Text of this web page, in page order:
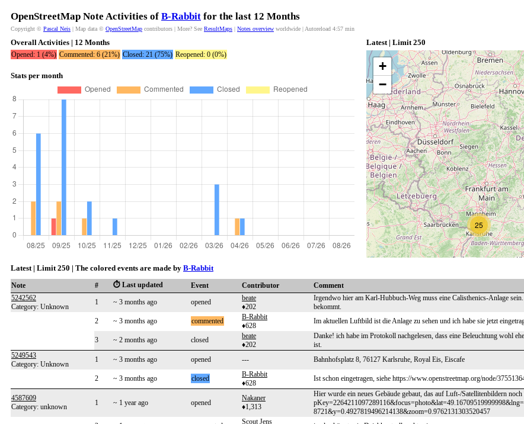
OpenStreetMap Note Activities of B-Rabbit for the last 12 Months
Copyright © Pascal Neis | Map data © OpenStreetMap contributors | More? See ResultMaps | Notes overview worldwide | Autoreload 4:56 min
Overall Activities | 12 Months
Opened: 1 (4%) Commented: 6 (21%) Closed: 21 (75%) Reopened: 0 (0%)
Stats per month
Latest | Limit 250
25
+
−
Latest | Limit 250 | The colored events are made by B-Rabbit
Note # ⏱️ Last updated Event Contributor
Comment
5242562
Category: Unknown
1 ~ 3 months ago opened
beate
♦202
Irgendwo hier am Karl-Hubbuch-Weg muss eine Calisthenics-Anlage
bekommt.
2
~ 3 months ago commented
B-Rabbit
♦628
Im aktuellen Luftbild ist die Anlage zu sehen und ich habe sie jetzt
3 ~ 2 months ago closed
beate
♦202
Danke! ich habe im Protokoll nachgelesen, dass eine Beleuchtung wohl
ist.
5249543
Category: Unknown
1 ~ 3 months ago opened --- Bahnhofsplatz 8, 76127 Karlsruhe, Royal Eis, Eiscafe
2 ~ 3 months ago closed
B-Rabbit
♦628
Ist schon eingetragen, siehe https://www.openstreetmap.org/node/
4587609
Category: unknown
1 ~ 1 year ago opened
Nakaner
♦1,313
Hier wurde ein neues Gebäude gebaut, das auf Luft-/Satellitenbildern
8721&y=0.4927819496214138&zoom=0.9762131303520457
Scout Jens